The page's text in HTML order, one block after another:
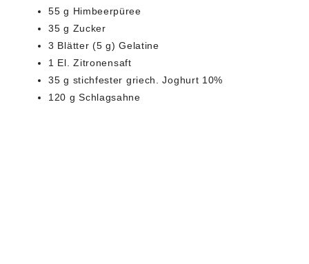
55 g Himbeerpüree
35 g Zucker
3 Blätter (5 g) Gelatine
1 El. Zitronensaft
35 g stichfester griech. Joghurt 10%
120 g Schlagsahne